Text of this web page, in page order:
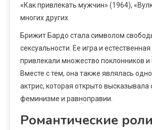
«Как привлекать мужчин» (1964),
многих других.
Брижит Бардо стала символом
сексуальности. Ее игра и
привлекали множество поклонников и
Вместе с тем, она также являлась
актрис, которая открыто высказывала
феминизме и равноправии.
Романтические